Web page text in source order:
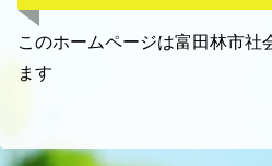
このホームページは富田林市社
ます